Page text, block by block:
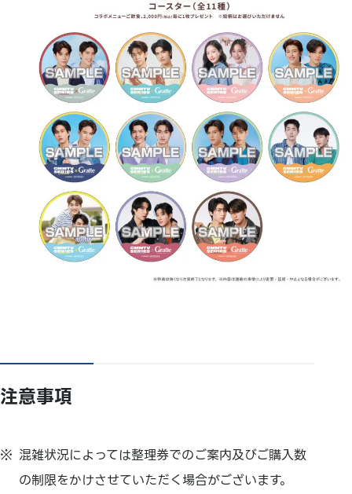
注意事項
混雑状況によっては整理券でのご案内及びご購入数
の制限をかけさせていただく場合がございます。